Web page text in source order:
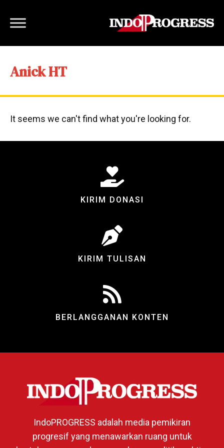
Anick HT
It seems we can't find what you're looking for.
KIRIM DONASI
KIRIM TULISAN
BERLANGGANAN KONTEN
IndoPROGRESS adalah media pemikiran
progresif yang menawarkan ruang untuk